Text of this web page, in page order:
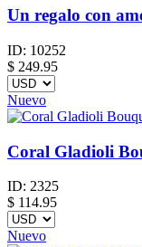
Un regalo con
ID: 10252
$ 249.95
Nuevo
Coral Gladioli
ID: 2325
$ 114.95
Nuevo